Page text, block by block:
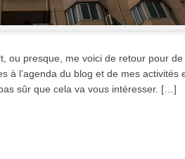
ou presque, me voici de retour pour
à l’agenda du blog et de mes activités
sûr que cela va vous intéresser. […]